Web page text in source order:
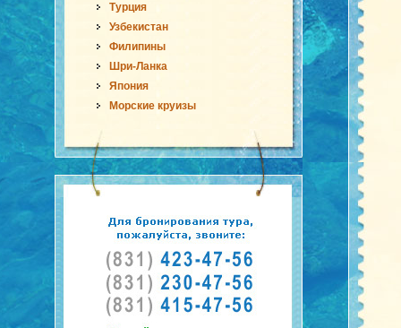
Турция
Узбекистан
Филипины
Шри-Ланка
Япония
Морские круизы